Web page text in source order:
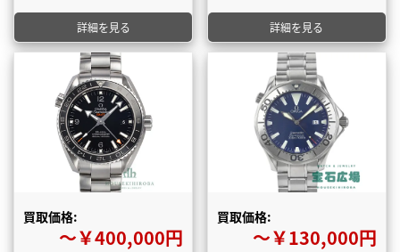
詳細を見る 詳細を見る
買取価格:
〜￥400,000円
買取価格:
〜￥130,000円